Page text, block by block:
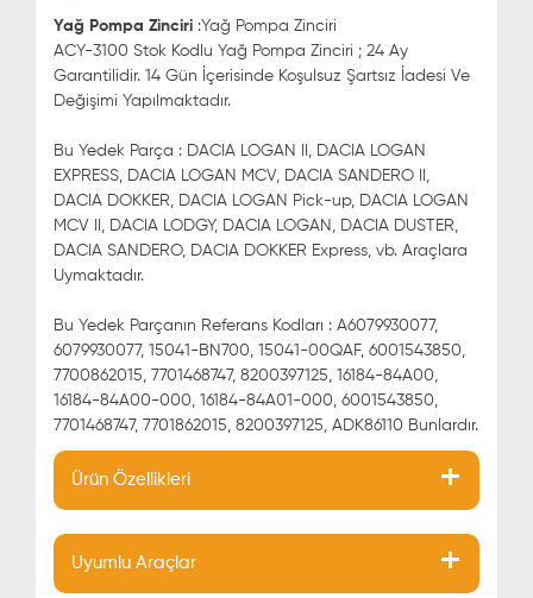
Yağ Pompa Zinciri :Yağ Pompa Zinciri
ACY-3100 Stok Kodlu Yağ Pompa Zinciri ; 24 Ay
Garantilidir. 14 Gün İçerisinde Koşulsuz Şartsız İadesi Ve
Değişimi Yapılmaktadır.
Bu Yedek Parça : DACIA LOGAN II, DACIA LOGAN
EXPRESS, DACIA LOGAN MCV, DACIA SANDERO II,
DACIA DOKKER, DACIA LOGAN Pick-up, DACIA LOGAN
MCV II, DACIA LODGY, DACIA LOGAN, DACIA DUSTER,
DACIA SANDERO, DACIA DOKKER Express, vb. Araçlara
Uymaktadır.
Bu Yedek Parçanın Referans Kodları : A6079930077,
6079930077, 15041-BN700, 15041-00QAF, 6001543850,
7700862015, 7701468747, 8200397125, 16184-84A00,
16184-84A00-000, 16184-84A01-000, 6001543850,
7701468747, 7701862015, 8200397125, ADK86110 Bunlardır.
Ürün Özellikleri
Uyumlu Araçlar